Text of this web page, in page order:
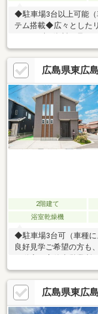
◆駐車場3台以上可能（
テム搭載◆広々とした
も、まずは資料を見
所へお気軽にお問合せ
広島県東広
2階建て
浴室乾燥機
◆駐車場3台可（車種
良好見学ご希望の方も
広島県東広